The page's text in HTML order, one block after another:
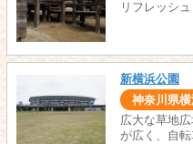
リフレッシュ
新横浜公園
神奈川県
広大な草地
が広く、自転